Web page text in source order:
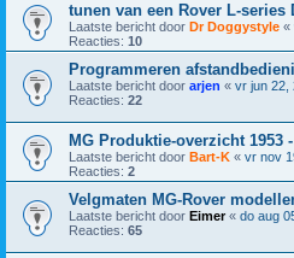
tunen van een Rover L-series
Laatste bericht door Dr Doggystyle «
Reacties: 10
Programmeren
Laatste bericht door arjen « vr jun 22,
Reacties: 22
MG Produktie-overzicht 1953
Laatste bericht door Bart-K « vr nov
Reacties: 2
Velgmaten MG-Rover
Laatste bericht door Eimer« do aug
Reacties: 65